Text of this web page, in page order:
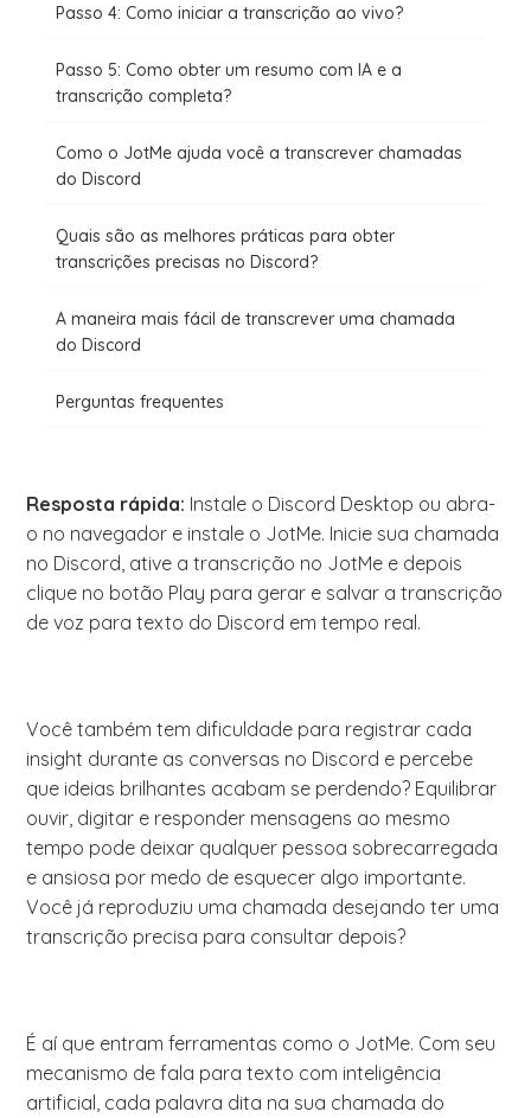
Passo 4: Como iniciar a transcrição ao vivo?
Passo 5: Como obter um resumo com IA e a
transcrição completa?
Como o JotMe ajuda você a transcrever chamadas
do Discord
Quais são as melhores práticas para obter
transcrições precisas no Discord?
A maneira mais fácil de transcrever uma chamada
do Discord
Perguntas frequentes
Resposta rápida: Instale o Discord Desktop ou abra-
o no navegador e instale o JotMe. Inicie sua chamada
no Discord, ative a transcrição no JotMe e depois
clique no botão Play para gerar e salvar a transcrição
de voz para texto do Discord em tempo real.
Você também tem dificuldade para registrar cada
insight durante as conversas no Discord e percebe
que ideias brilhantes acabam se perdendo? Equilibrar
ouvir, digitar e responder mensagens ao mesmo
tempo pode deixar qualquer pessoa sobrecarregada
e ansiosa por medo de esquecer algo importante.
Você já reproduziu uma chamada desejando ter uma
transcrição precisa para consultar depois?
É aí que entram ferramentas como o JotMe. Com seu
mecanismo de fala para texto com inteligência
artificial, cada palavra dita na sua chamada do